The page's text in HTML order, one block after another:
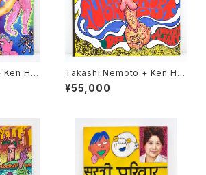
Ha
けな血
Takashi Nemoto + Ken Ha
maguchi／カラトリヲサイケ
¥55,000